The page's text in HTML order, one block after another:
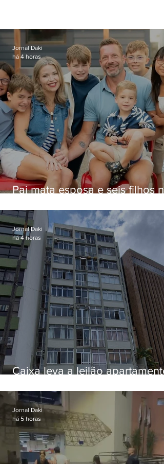
Pai mata esposa e seis filhos
Jornal Daki
há 4 horas
Caixa leva a leilão apartamento
Botafogo
Jornal Daki
há 4 horas
Jornal Daki
há 5 horas